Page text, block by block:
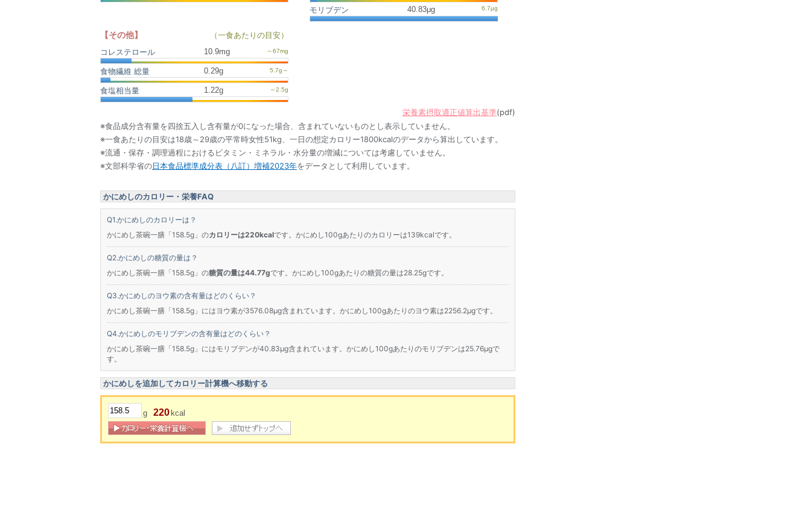
モリブデン 40.83μg
【その他】
（一食あたりの目安）
コレステロール
10.9mg
食物繊維 総量 0.29g
食塩相当量 1.22g
栄養素摂取適正値算出基準(pdf)
※食品成分含有量を四捨五入し含有量が0になった場合、含まれていないものとし表示していません。
※一食あたりの目安は18歳～29歳の平常時女性51kg、一日の想定カロリー1800kcalのデータから算出しています。
※流通・保存・調理過程におけるビタミン・ミネラル・水分量の増減については考慮していません。
※文部科学省の日本食品標準成分表（八訂）増補2023年をデータとして利用しています。
かにめしのカロリー・栄養FAQ
かにめしのカロリーは？
かにめし茶碗一膳「158.5g」のカロリーは220kcalです。かにめし100gあたりのカロリーは139kcalです。
かにめしの糖質の量は？
かにめし茶碗一膳「158.5g」の糖質の量は44.77gです。かにめし100gあたりの糖質の量は28.25gです。
かにめしのヨウ素の含有量はどのくらい？
かにめし茶碗一膳「158.5g」にはヨウ素が3576.08μg含まれています。かにめし100gあたりのヨウ素は2256.2μgです。
かにめしのモリブデンの含有量はどのくらい？
かにめし茶碗一膳「158.5g」にはモリブデンが40.83μg含まれています。かにめし100gあたりのモリブデンは25.76μgで
す。
かにめしを追加してカロリー計算機へ移動する
g 220 kcal